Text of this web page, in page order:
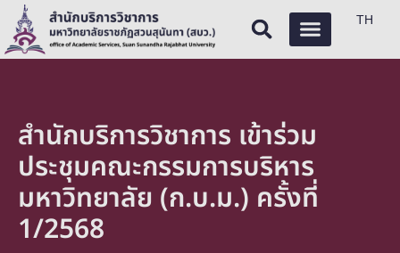
TH
สำนักบริการวิชาการ เข้าร่วม
ประชุมคณะกรรมการบริหาร
มหาวิทยาลัย (ก.บ.ม.) ครั้งที่
1/2568